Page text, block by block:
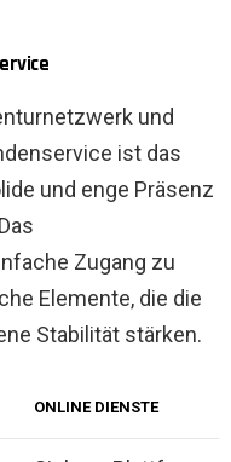
und
ist das
und enge Präsenz
Zugang zu
Elemente, die die
Stabilität stärken.
ONLINE DIENSTE